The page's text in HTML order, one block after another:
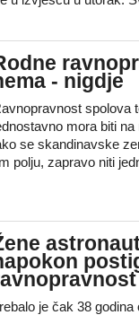
- nigdje
spolova
mora biti
se skandinavske
polju, zapravo niti
je čak 38